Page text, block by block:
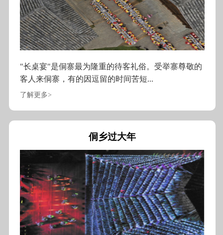
"长桌宴"是侗寨最为隆重的待客礼俗。受举寨尊敬的
客人来侗寨，有的因逗留的时间苦短...
了解更多>
侗乡过大年